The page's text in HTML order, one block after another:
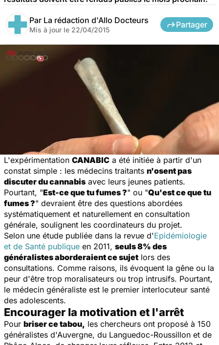
Par La rédaction d'Allo Docteurs
Mis à jour le 22/04/2015
Partager
L'expérimentation CANABIC a été initiée à partir d'un
constat simple : les médecins traitants n'osent pas
discuter du cannabis avec leurs jeunes patients.
Pourtant, "Est-ce que tu fumes ?" ou "Qu'est ce que tu
fumes ?" devraient être des questions abordées
systématiquement et naturellement en consultation
générale, soulignent les coordinateurs du projet.
Selon une étude publiée dans la revue d'Epidémiologie
et de Santé publique en 2011, seuls 8% des
généralistes aborderaient ce sujet lors des
consultations. Comme raisons, ils évoquent la gêne ou la
peur d'être trop moralisateurs ou trop intrusifs. Pourtant,
le médecin généraliste est le premier interlocuteur santé
des adolescents.
Encourager la motivation et l'arrêt
Pour briser ce tabou, les chercheurs ont proposé à 150
généralistes d'Auvergne, du Languedoc-Roussillon et de